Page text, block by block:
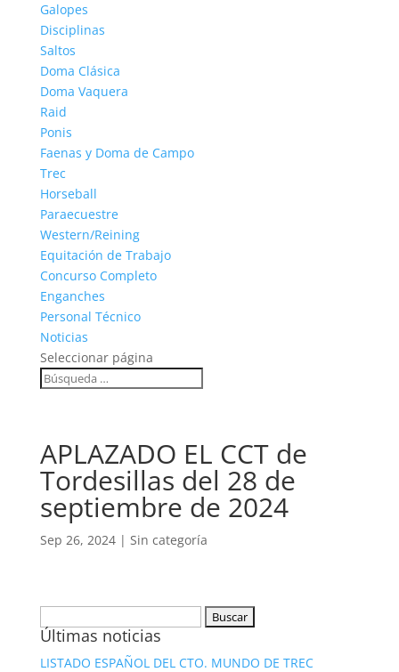
Galopes
Disciplinas
Saltos
Doma Clásica
Doma Vaquera
Raid
Ponis
Faenas y Doma de Campo
Trec
Horseball
Paraecuestre
Western/Reining
Equitación de Trabajo
Concurso Completo
Enganches
Personal Técnico
Noticias
Seleccionar página
APLAZADO EL CCT de
Tordesillas del 28 de
septiembre de 2024
Sep 26, 2024| Sin categoría
Últimas noticias
LISTADO ESPAÑOL DEL CTO. MUNDO DE TREC